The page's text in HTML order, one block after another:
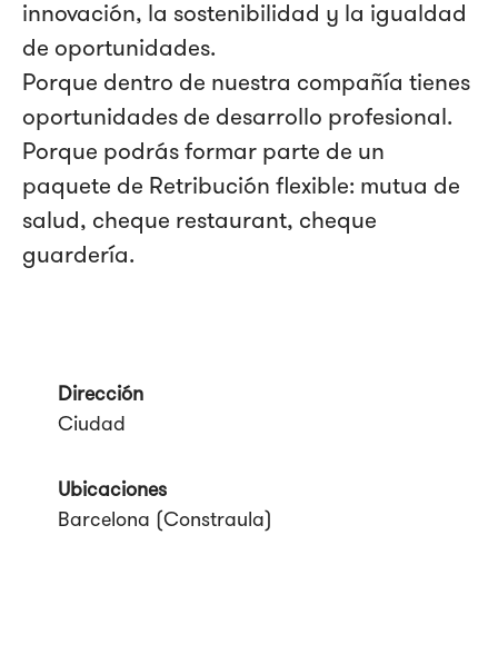
innovación, la sostenibilidad y la igualdad
de oportunidades.
Porque dentro de nuestra compañía tienes
oportunidades de desarrollo profesional.
Porque podrás formar parte de un
paquete de Retribución flexible: mutua de
salud, cheque restaurant, cheque
guardería.
Dirección
Ciudad
Ubicaciones
Barcelona (Constraula)